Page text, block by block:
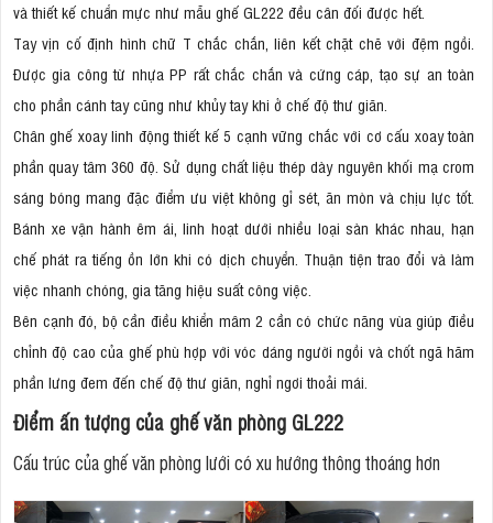
và thiết kế chuẩn mực như mẫu ghế GL222 đều cân đối được hết.
Tay vịn cố định hình chữ T chắc chắn, liên kết chặt chẽ với đệm ngồi.
Được gia công từ nhựa PP rất chắc chắn và cứng cáp, tạo sự an toàn
cho phần cánh tay cũng như khủy tay khi ở chế độ thư giãn.
Chân ghế xoay linh động thiết kế 5 cạnh vững chắc với cơ cấu xoay toàn
phần quay tâm 360 độ. Sử dụng chất liệu thép dày nguyên khối mạ crom
sáng bóng mang đặc điểm ưu việt không gỉ sét, ăn mòn và chịu lực tốt.
Bánh xe vận hành êm ái, linh hoạt dưới nhiều loại sàn khác nhau, hạn
chế phát ra tiếng ồn lớn khi có dịch chuyển. Thuận tiện trao đổi và làm
việc nhanh chóng, gia tăng hiệu suất công việc.
Bên cạnh đó, bộ cần điều khiển mâm 2 cần có chức năng vùa giúp điều
chỉnh độ cao của ghế phù hợp với vóc dáng người ngồi và chốt ngã hãm
phần lưng đem đến chế độ thư giãn, nghỉ ngơi thoải mái.
Điểm ấn tượng của ghế văn phòng GL222
Cấu trúc của ghế văn phòng lưới có xu hướng thông thoáng hơn